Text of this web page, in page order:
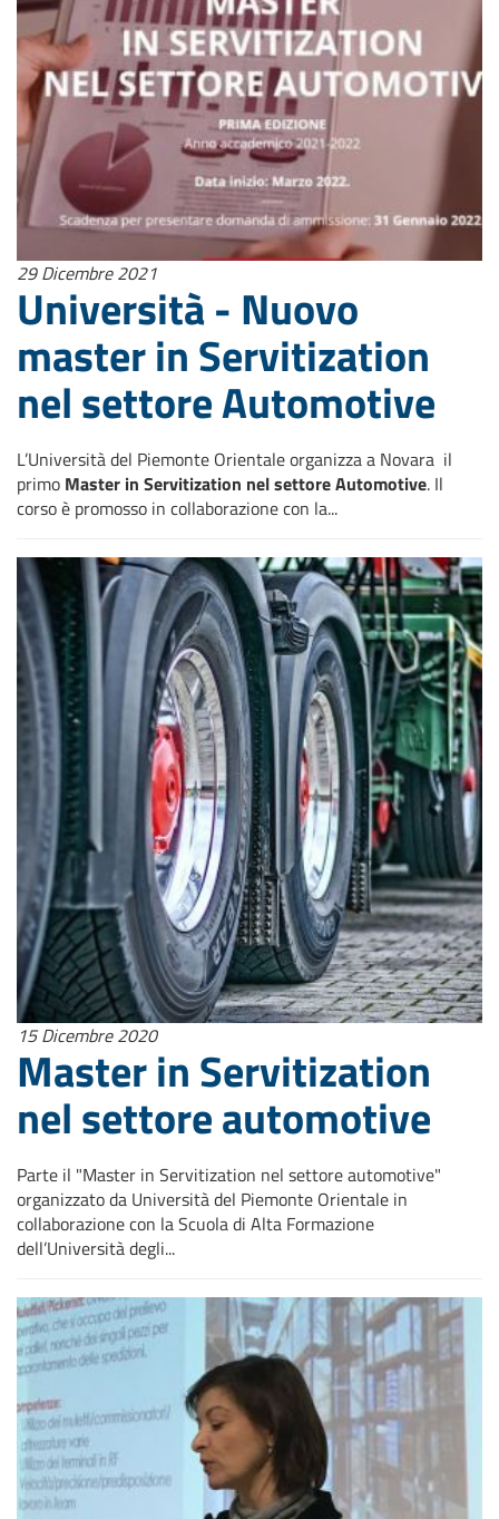
29 Dicembre 2021
Università - Nuovo
master in Servitization
nel settore Automotive
L’Università del Piemonte Orientale organizza a Novara il
primo Master in Servitization nel settore Automotive. Il
corso è promosso in collaborazione con la...
15 Dicembre 2020
Master in Servitization
nel settore automotive
Parte il "Master in Servitization nel settore automotive"
organizzato da Università del Piemonte Orientale in
collaborazione con la Scuola di Alta Formazione
dell’Università degli...